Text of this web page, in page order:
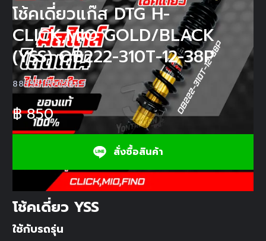
โช้คเดี่ยวแก๊ส DTG H-
CLICK,MIO GOLD/BLACK
(YSS) OB222-310T-12-38P
8859518002844
฿ 850
สั่งซื้อสินค้า
โช้คเดี่ยว YSS
ใช้กับรถรุ่น